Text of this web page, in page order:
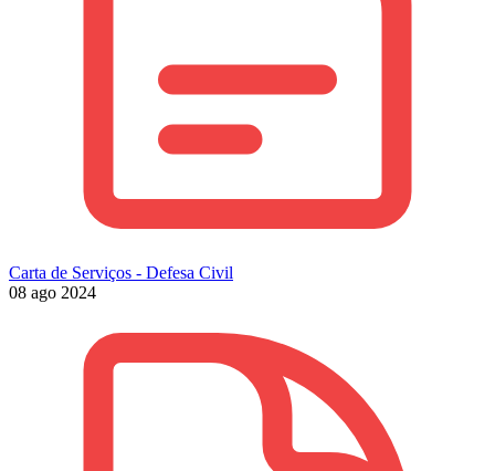
Carta de Serviços - Defesa Civil
08 ago 2024